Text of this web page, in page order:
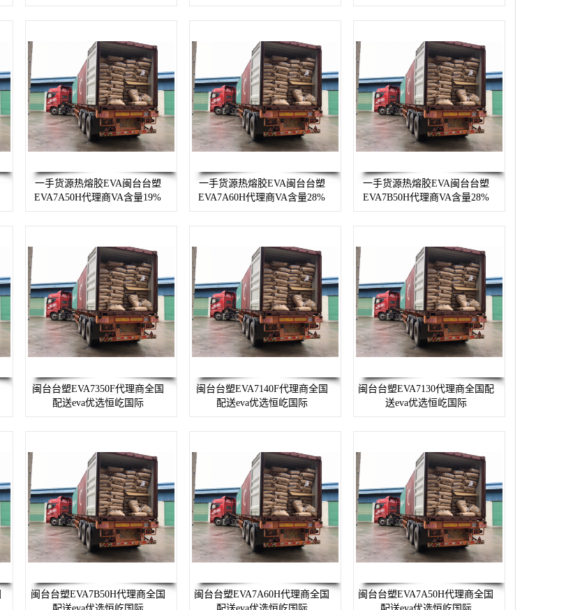
一手货源热熔胶EVA闽台台塑
EVA7A50H代理商VA含量19%
一手货源热熔胶EVA闽台台塑
EVA7A60H代理商VA含量28%
一手货源热熔胶EVA闽台台塑
EVA7B50H代理商VA含量28%
闽台台塑EVA7350F代理商全国
配送eva优选恒屹国际
闽台台塑EVA7140F代理商全国
配送eva优选恒屹国际
闽台台塑EVA7130代理商全国配
送eva优选恒屹国际
闽台台塑EVA7B50H代理商全国
闽台台塑EVA7A60H代理商全国
闽台台塑EVA7A50H代理商全国